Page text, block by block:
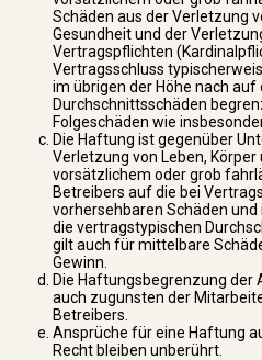
Schäden aus der Verletzung
Gesundheit und der
Vertragspflichten
Vertragsschluss
im übrigen der Höhe nach
Durchschnittsschäden
Folgeschäden wie
Die Haftung ist gegenüber
Verletzung von Leben,
vorsätzlichem oder grob
Betreibers auf die bei
vorhersehbaren Schäden
die vertragstypischen
gilt auch für mittelbare
Gewinn.
Die Haftungsbegrenzung der
auch zugunsten der
Betreibers.
Ansprüche für eine Haftung
Recht bleiben unberührt.